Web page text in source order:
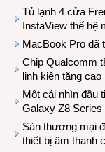
Tủ lạnh 4 cửa
InstaView thế hệ
MacBook Pro đã
Chip Qualcomm
linh kiện tăng cao
Một cái nhìn đầu
Galaxy Z8 Series
Sàn thương mại
thiết bị âm thanh